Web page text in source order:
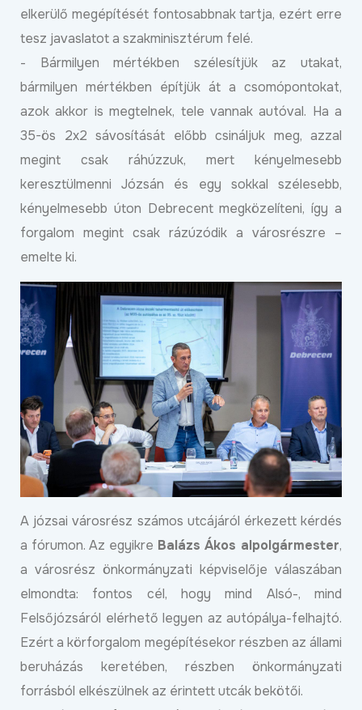
elkerülő megépítését fontosabbnak tartja, ezért erre
tesz javaslatot a szakminisztérum felé.
- Bármilyen mértékben szélesítjük az utakat,
bármilyen mértékben építjük át a csomópontokat,
azok akkor is megtelnek, tele vannak autóval. Ha a
35-ös 2x2 sávosítását előbb csináljuk meg, azzal
megint csak ráhúzzuk, mert kényelmesebb
keresztülmenni Józsán és egy sokkal szélesebb,
kényelmesebb úton Debrecent megközelíteni, így a
forgalom megint csak rázúzódik a városrészre –
emelte ki.
A józsai városrész számos utcájáról érkezett kérdés
a fórumon. Az egyikre Balázs Ákos alpolgármester,
a városrész önkormányzati képviselője válaszában
elmondta: fontos cél, hogy mind Alsó-, mind
Felsőjózsáról elérhető legyen az autópálya-felhajtó.
Ezért a körforgalom megépítésekor részben az állami
beruházás keretében, részben önkormányzati
forrásból elkészülnek az érintett utcák bekötői.